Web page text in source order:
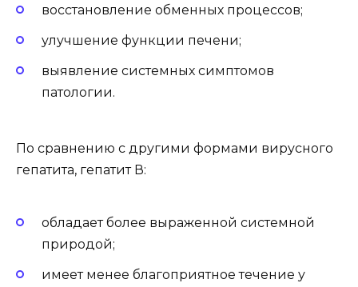
восстановление обменных процессов;
улучшение функции печени;
выявление системных симптомов
патологии.
По сравнению с другими формами вирусного
гепатита, гепатит В:
обладает более выраженной системной
природой;
имеет менее благоприятное течение у